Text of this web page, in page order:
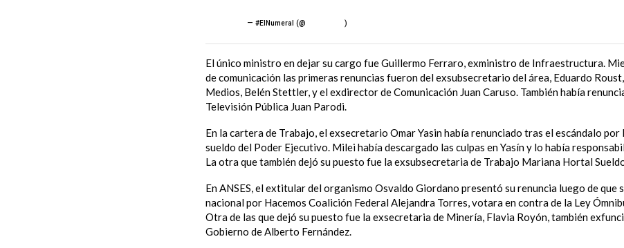
— #ElNumeral (@ )
El único ministro en dejar su cargo fueGuillermo Ferraro, exministro de Infraestructura.
de comunicación las primeras renuncias fueron del exsubsecretario del área, Eduardo
Medios, Belén Stettler, y el exdirector de Comunicación Juan Caruso. También había
Televisión Pública Juan Parodi.
En la cartera de Trabajo, el exsecretario Omar Yasin había renunciado tras el escándalo por
sueldo del Poder Ejecutivo. Milei había descargado las culpas en Yasín y lo había
La otra que también dejó su puesto fue la exsubsecretaria de Trabajo Mariana Hortal
En ANSES, el extitular del organismo Osvaldo Giordano presentó su renuncia luego de que
nacional por Hacemos Coalición Federal Alejandra Torres, votara en contra de la Ley
Otra de las que dejó su puesto fue la exsecretaria de Minería, Flavia Royón, también
Gobierno de Alberto Fernández.